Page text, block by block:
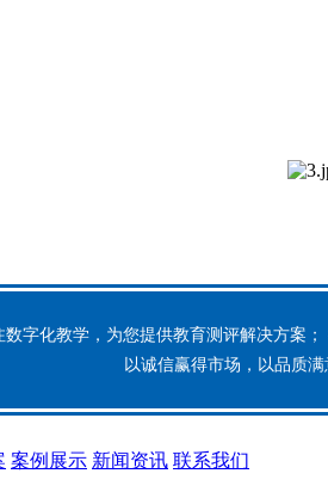
数字化教学，为您提供教育测评解决方案
以诚信赢得市场，以品质
案例展示 新闻资讯 联系我们